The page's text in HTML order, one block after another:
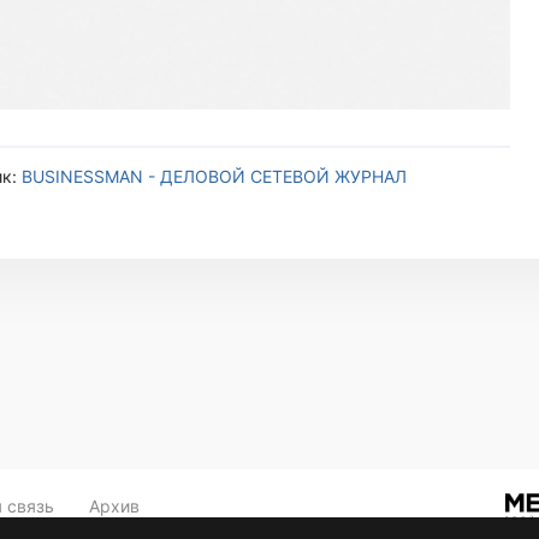
BUSINESSMAN - ДЕЛОВОЙ СЕТЕВОЙ ЖУРНАЛ
связь Архив